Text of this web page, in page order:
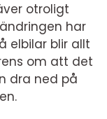
otroligt
har
elbilar blir allt
om att det
dra ned på